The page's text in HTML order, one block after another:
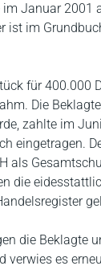
Januar 2001
ist im
für 400.000
Die
zahlte im
eingetragen.
als
die
die Beklagte
es